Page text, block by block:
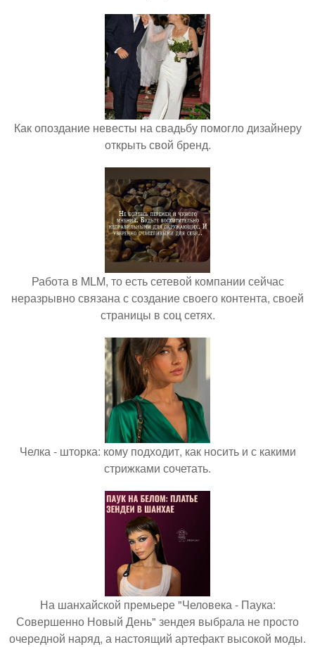
Как опоздание невесты на свадьбу помогло дизайнеру
открыть свой бренд.
Работа в MLM, то есть сетевой компании сейчас
неразрывно связана с создание своего контента, своей
страницы в соц сетях.
Челка - шторка: кому подходит, как носить и с какими
стрижками сочетать.
На шанхайской премьере "Человека - Паука:
Совершенно Новый День" зендея выбрала не просто
очередной наряд, а настоящий артефакт высокой моды.